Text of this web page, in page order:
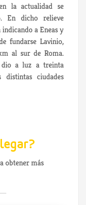
la actualidad se
En dicho relieve
a Eneas y
fundarse Lavinio,
al sur de Roma.
dio a luz a treinta
ciudades
obtener más